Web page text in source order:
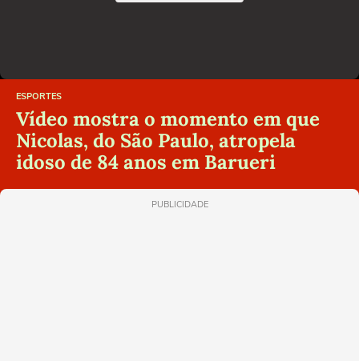
ESPORTES
Vídeo mostra o momento em que
Nicolas, do São Paulo, atropela
idoso de 84 anos em Barueri
PUBLICIDADE